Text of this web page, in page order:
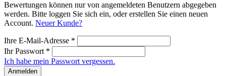
Bewertungen können nur von angemeldeten Benutzern abgegeben
werden. Bitte loggen Sie sich ein, oder erstellen Sie einen neuen
Account. Neuer Kunde?
Ihre E-Mail-Adresse *
Ihr Passwort *
Ich habe mein Passwort vergessen.
Anmelden